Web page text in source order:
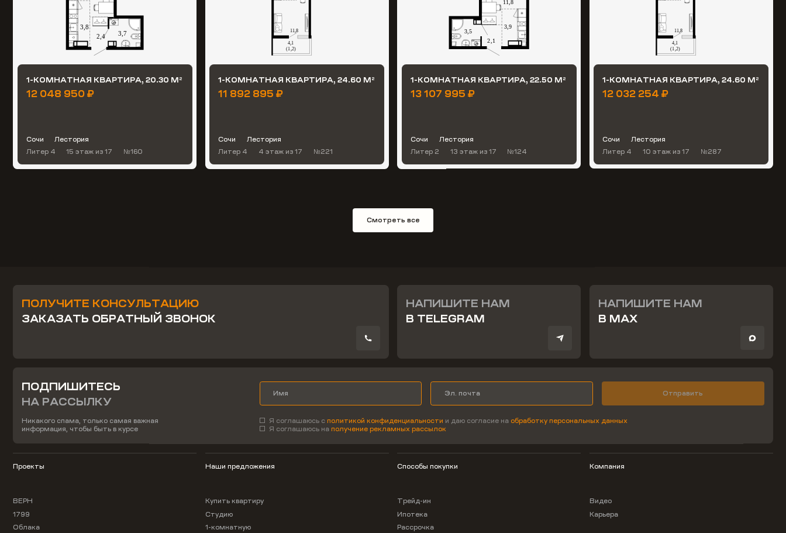
1-КОМНАТНАЯ КВАРТИРА, 20.30 М 2
12 048 950 ₽
Сочи
Лестория
Литер 4
15 этаж из 17 №160
1-КОМНАТНАЯ КВАРТИРА, 24.60 М 2
11 892 895 ₽
Сочи
Лестория
Литер 4
4 этаж из 17 №221
1-КОМНАТНАЯ КВАРТИРА, 22.50 М 2
13 107 995 ₽
Сочи
Лестория
Литер 2
13 этаж из 17 №124
1-КОМНАТНАЯ КВАРТИРА, 24.60 М 2
12 032 254 ₽
Сочи
Лестория
Литер 4
10 этаж из 17 №287
Смотреть все
ПОЛУЧИТЕ КОНСУЛЬТАЦИЮ
ЗАКАЗАТЬ ОБРАТНЫЙ ЗВОНОК
НАПИШИТЕ НАМ
В TELEGRAM
НАПИШИТЕ НАМ
В MAX
ПОДПИШИТЕСЬ
НА РАССЫЛКУ
Никакого спама, только самая важная
информация, чтобы быть в курсе
Отправить
Я соглашаюсь сполитикой конфиденциальности и даю согласие на обработку персональных данных
Я соглашаюсь наполучение рекламных рассылок
Проекты
ВЕРН
1799
Облака
Наши предложения
Купить квартиру
Студию
1-комнатную
Способы покупки
Трейд-ин
Ипотека
Рассрочка
Компания
Видео
Карьера